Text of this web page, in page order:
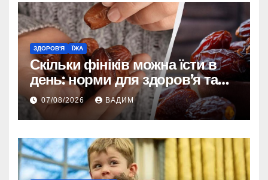
ЗДОРОВ'Я ЇЖА
Скільки фініків можна їсти в
день: норми для здоров’я та
енергії
07/08/2026 ВАДИМ